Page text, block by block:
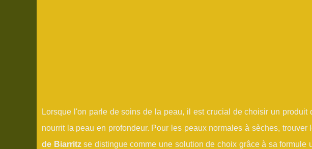
Lorsque l'on parle de soins de la peau, il est crucial de choisir un
nourrit la peau en profondeur. Pour les peaux normales à sèches,
de Biarritzse distingue comme une solution de choix grâce à sa formule